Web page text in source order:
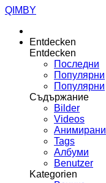
QIMBY
Entdecken
Entdecken
Последни
Популярни
Популярни
Съдържание
Bilder
Videos
Анимирани
Tags
Албуми
Benutzer
Kategorien